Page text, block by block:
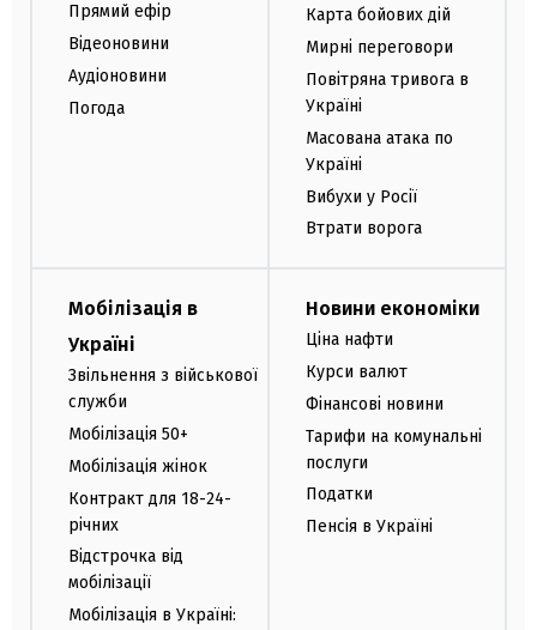
Прямий ефір
Відеоновини
Аудіоновини
Погода
Карта бойових дій
Мирні переговори
Повітряна тривога в
Україні
Масована атака по
Україні
Вибухи у Росії
Втрати ворога
Мобілізація в
Україні
Звільнення з військової
служби
Мобілізація 50+
Мобілізація жінок
Контракт для 18-24-
річних
Відстрочка від
мобілізації
Мобілізація в Україні:
Новини економіки
Ціна нафти
Курси валют
Фінансові новини
Тарифи на комунальні
послуги
Податки
Пенсія в Україні